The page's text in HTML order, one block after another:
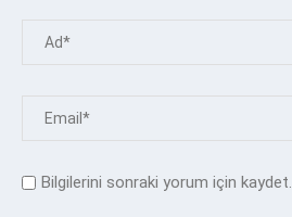
Bilgilerini sonraki yorum için kaydet.